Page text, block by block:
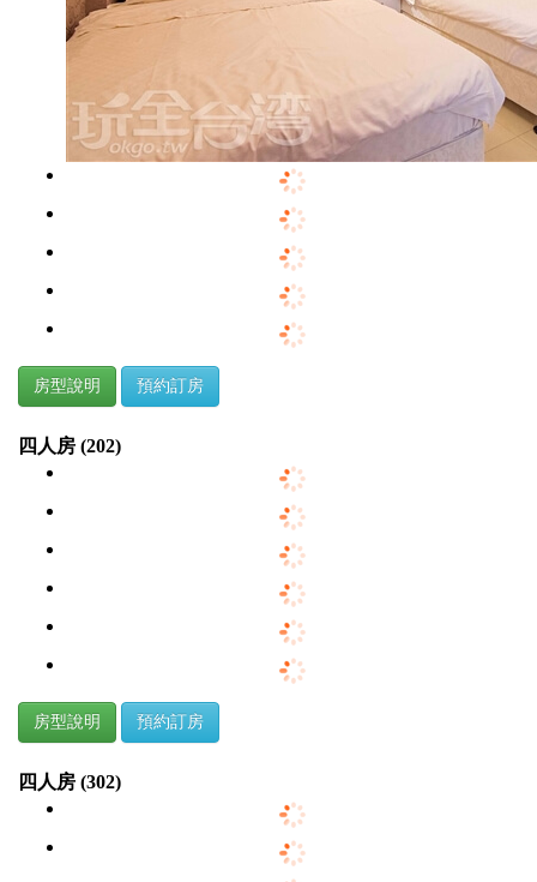
房型說明 預約訂房
四人房 (202)
房型說明 預約訂房
四人房 (302)